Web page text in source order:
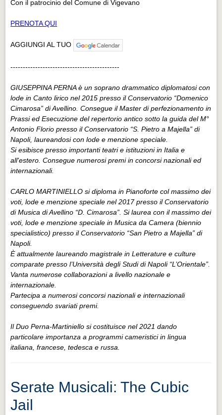
Con il patrocinio del Comune di Vigevano
PRENOTA QUI
AGGIUNGI AL TUO
--------------------------------------------
GIUSEPPINA PERNA è un soprano drammatico diplomatosi con
lode in Canto lirico nel 2015 presso il Conservatorio “Domenico
Cimarosa” di Avellino. Consegue il Master di perfezionamento in
Prassi ed Esecuzione del repertorio antico sotto la guida del M°
Antonio Florio presso il Conservatorio “S. Pietro a Majella” di
Napoli, laureandosi con lode e menzione speciale.
Si esibisce presso importanti teatri e istituzioni in Italia e
all'estero. Consegue numerosi premi in concorsi nazionali ed
internazionali.
CARLO MARTINIELLO si diploma in Pianoforte col massimo dei
voti, lode e menzione speciale nel 2017 presso il Conservatorio
di Musica di Avellino “D. Cimarosa”. Si laurea con il massimo dei
voti, lode e menzione speciale in Musica da Camera (biennio
specialistico) presso il Conservatorio “San Pietro a Majella” di
Napoli.
È attualmente laureando magistrale in Letterature e culture
comparate presso l’Università degli Studi di Napoli “L’Orientale”.
Vanta numerose collaborazioni a livello nazionale e
internazionale.
Partecipa a numerosi concorsi nazionali e internazionali
conseguendo svariati premi.
Il Duo Perna-Martiniello si costituisce nel 2021 dando
particolare importanza a programmi cameristici in lingua
italiana, francese, tedesca e russa.
Serate Musicali: The Cubic
Jail